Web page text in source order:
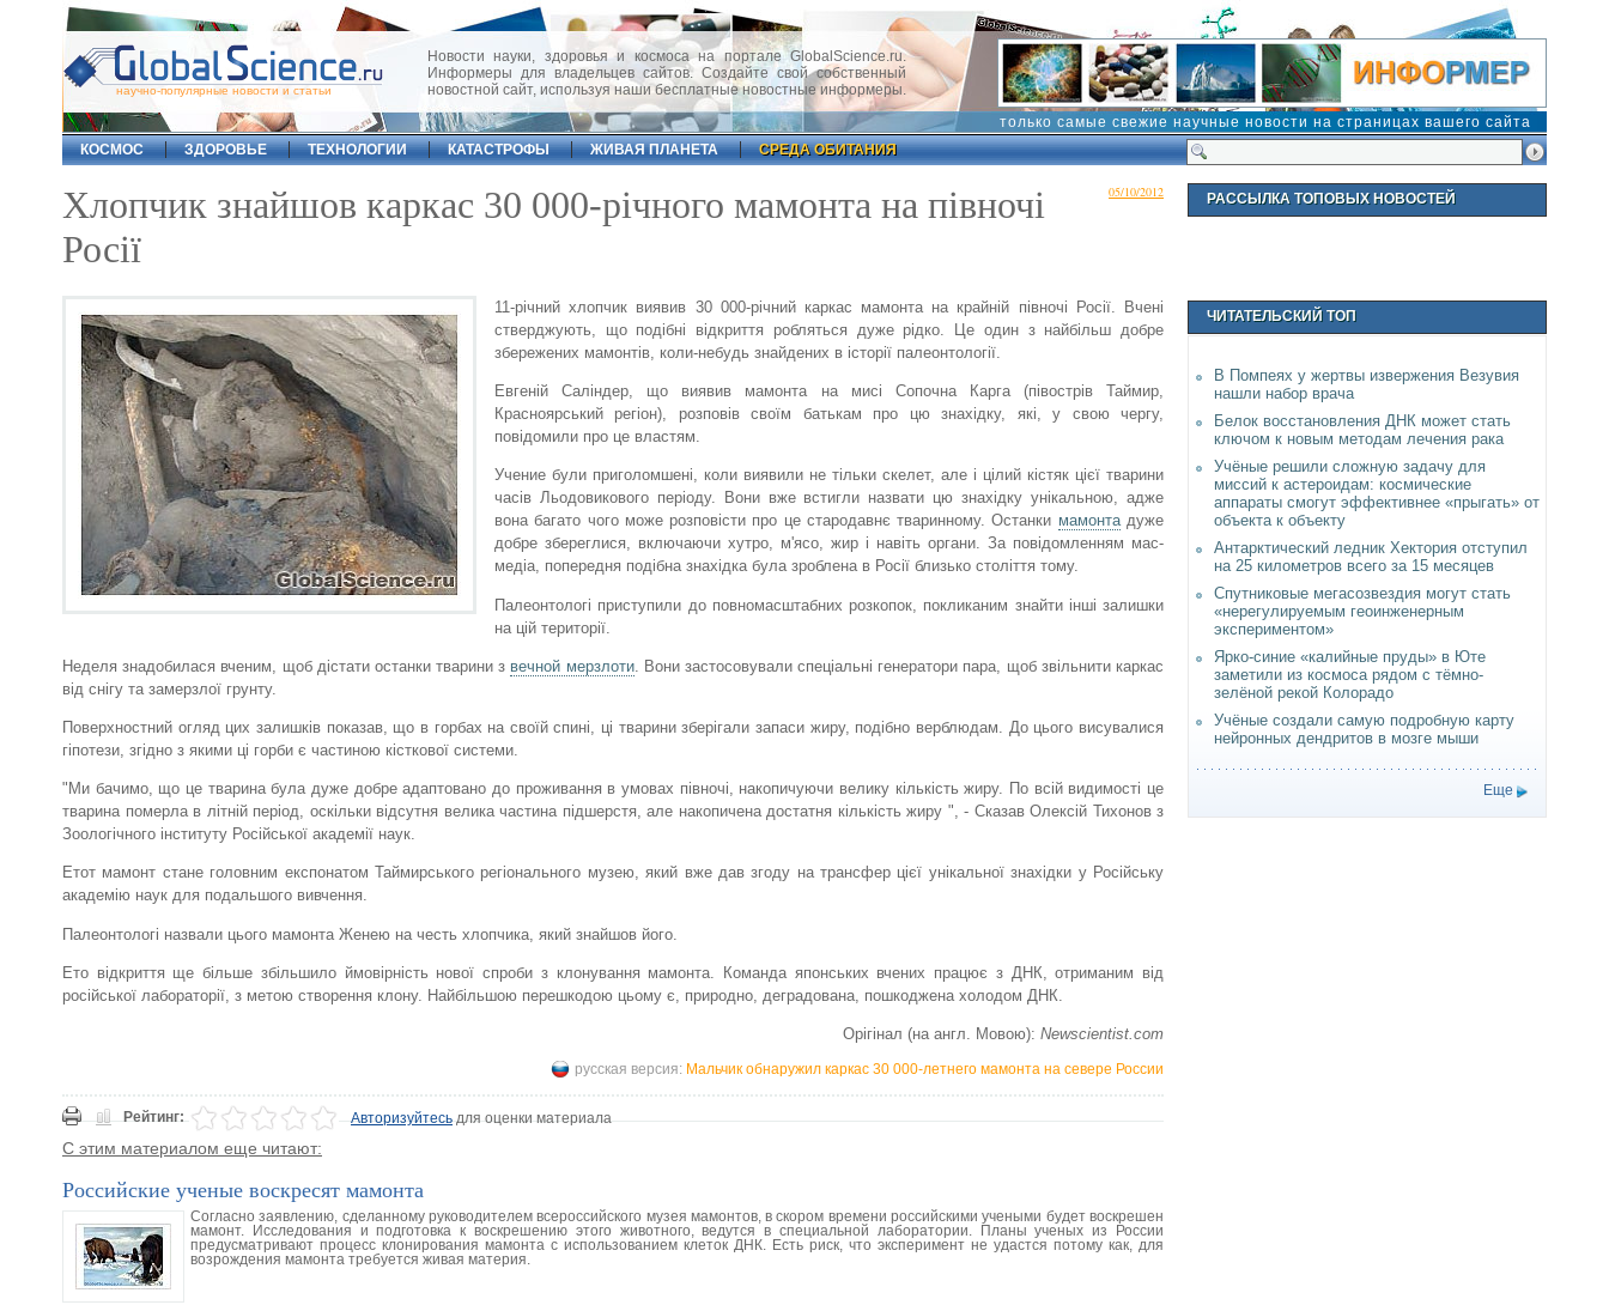
научно-популярные новости и статьи
Новости науки, здоровья и космоса на портале GlobalScience.ru.
Информеры для владельцев сайтов. Создайте свой собственный
новостной сайт, используя наши бесплатные новостные информеры.
только самые свежие научные новости на страницах вашего сайта
КОСМОС
ЗДОРОВЬЕ ТЕХНОЛОГИИ КАТАСТРОФЫ ЖИВАЯ ПЛАНЕТА СРЕДА ОБИТАНИЯ
05/10/2012
Хлопчик знайшов каркас 30 000-річного мамонта на півночі
Росії
11-річний хлопчик виявив 30 000-річний каркас мамонта на крайній півночі Росії. Вчені
стверджують, що подібні відкриття робляться дуже рідко. Це один з найбільш добре
збережених мамонтів, коли-небудь знайдених в історії палеонтології.
Евгеній Саліндер, що виявив мамонта на мисі Сопочна Карга (півострів Таймир,
Красноярський регіон), розповів своїм батькам про цю знахідку, які, у свою чергу,
повідомили про це властям.
Учение були приголомшені, коли виявили не тільки скелет, але і цілий кістяк цієї тварини
часів Льодовикового періоду. Вони вже встигли назвати цю знахідку унікальною, адже
вона багато чого може розповісти про це стародавнє тваринному. Останки мамонтадуже
добре збереглися, включаючи хутро, м'ясо, жир і навіть органи. За повідомленням мас-
медіа, попередня подібна знахідка була зроблена в Росії близько століття тому.
Палеонтологі приступили до повномасштабних розкопок, покликаним знайти інші залишки
на цій території.
Неделя знадобилася вченим, щоб дістати останки тварини з вечной мерзлоти. Вони застосовували спеціальні генератори пара, щоб звільнити каркас
від снігу та замерзлої грунту.
Поверхностний огляд цих залишків показав, що в горбах на своїй спині, ці тварини зберігали запаси жиру, подібно верблюдам. До цього висувалися
гіпотези, згідно з якими ці горби є частиною кісткової системи.
"Ми бачимо, що це тварина була дуже добре адаптовано до проживання в умовах півночі, накопичуючи велику кількість жиру. По всій видимості це
тварина померла в літній період, оскільки відсутня велика частина підшерстя, але накопичена достатня кількість жиру ", - Сказав Олексій Тихонов з
Зоологічного інституту Російської академії наук.
Етот мамонт стане головним експонатом Таймирського регіонального музею, який вже дав згоду на трансфер цієї унікальної знахідки у Російську
академію наук для подальшого вивчення.
Палеонтологі назвали цього мамонта Женею на честь хлопчика, який знайшов його.
Ето відкриття ще більше збільшило ймовірність нової спроби з клонування мамонта. Команда японських вчених працює з ДНК, отриманим від
російської лабораторії, з метою створення клону. Найбільшою перешкодою цьому є, природно, деградована, пошкоджена холодом ДНК.
Орігінал (на англ. Мовою): Newscientist.com
русская версия: Мальчик обнаружил каркас 30 000-летнего мамонта на севере России
Рейтинг: Авторизуйтесьдля оценки материала
С этим материалом еще читают:
Российские ученые воскресят мамонта
Согласно заявлению, сделанному руководителем всероссийского музея мамонтов, в скором времени российскими учеными будет воскрешен
мамонт. Исследования и подготовка к воскрешению этого животного, ведутся в специальной лаборатории. Планы ученых из России
предусматривают процесс клонирования мамонта с использованием клеток ДНК. Есть риск, что эксперимент не удастся потому как, для
возрождения мамонта требуется живая материя.
РАССЫЛКА ТОПОВЫХ НОВОСТЕЙ
ЧИТАТЕЛЬСКИЙ ТОП
В Помпеях у жертвы извержения Везувия
нашли набор врача
Белок восстановления ДНК может стать
ключом к новым методам лечения рака
Учёные решили сложную задачу для
миссий к астероидам: космические
аппараты смогут эффективнее «прыгать» от
объекта к объекту
Антарктический ледник Хектория отступил
на 25 километров всего за 15 месяцев
Спутниковые мегасозвездия могут стать
«нерегулируемым геоинженерным
экспериментом»
Ярко-синие «калийные пруды» в Юте
заметили из космоса рядом с тёмно-
зелёной рекой Колорадо
Учёные создали самую подробную карту
нейронных дендритов в мозге мыши
Еще